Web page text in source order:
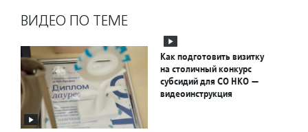
ВИДЕО ПО ТЕМЕ
Как подготовить визитку
на столичный конкурс
субсидий для СО НКО —
видеоинструкция